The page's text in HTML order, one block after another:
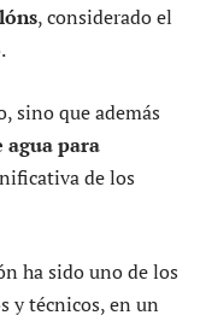
, considerado el
sino que además
agua para
de los
ha sido uno de los
y técnicos, en un